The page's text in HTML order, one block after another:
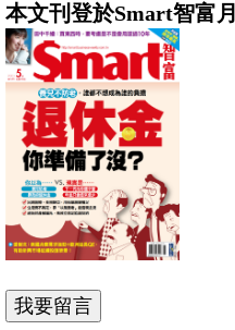
本文刊登於Smart智富